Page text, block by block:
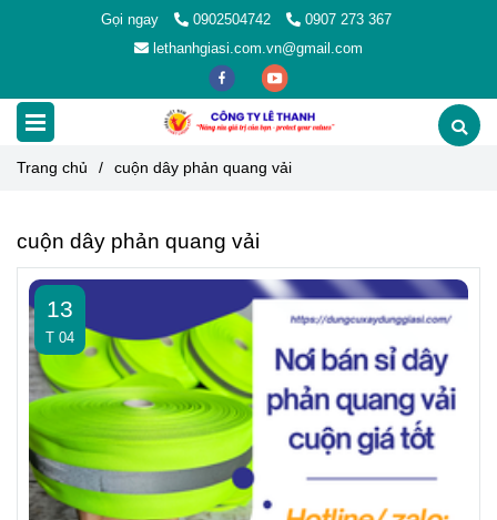
Gọi ngay 0902504742
0907 273 367
lethanhgiasi.com.vn@gmail.com
Trang chủ / cuộn dây phản quang vải
cuộn dây phản quang vải
13
T 04